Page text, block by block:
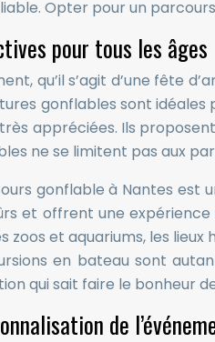
Opter pour un
pour tous les âges
qu’il s’agit d’une fête
gonflables sont idéales
appréciées. Ils
ne se limitent pas aux
gonflable à Nantes
et offrent une expérience
zoos et aquariums, les
en bateau sont
qui sait faire le bonheur
de